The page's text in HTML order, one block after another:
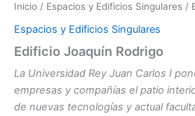
Inicio / Espacios y Edificios Singulares /
Espacios y Edificios Singulares
Edificio Joaquín Rodrigo
La Universidad Rey Juan Carlos I
empresas y compañías el patio
de nuevas tecnologías y actual